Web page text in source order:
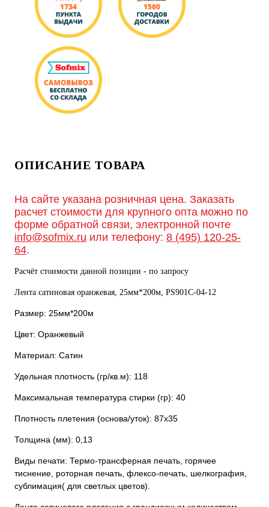
ОПИСАНИЕ ТОВАРА
На сайте указана розничная цена. Заказать
расчет стоимости для крупного опта можно по
форме обратной связи, электронной почте
info@sofmix.ru или телефону: 8 (495) 120-25-
64.
Расчёт стоимости данной позиции - по запросу
Лента сатиновая оранжевая, 25мм*200м, PS901С-04-12
Размер: 25мм*200м
Цвет: Оранжевый
Материал: Сатин
Удельная плотность (гр/кв.м): 118
Максимальная температура стирки (гр): 40
Плотность плетения (основа/уток): 87х35
Толщина (мм): 0,13
Виды печати: Термо-трансферная печать, горячее
тиснение, роторная печать, флексо-печать, шелкография,
сублимация( для светлых цветов).